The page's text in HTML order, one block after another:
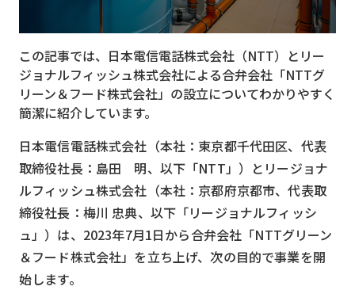
5G
クラウド
M2M
VPN
スマート〇〇
スマート農業
ドローン
ロボット
スマート物流
この記事では、日本電信電話株式会社（NTT）とリー
ジョナルフィッシュ株式会社による合弁会社「NTTグ
リーン＆フード株式会社」の設立についてわかりやすく
簡潔に紹介しています。
日本電信電話株式会社（本社：東京都千代田区、代表
取締役社長：島田 明、以下「NTT」）とリージョナ
ルフィッシュ株式会社（本社：京都府京都市、代表取
締役社長：梅川 忠典、以下「リージョナルフィッシ
ュ」）は、2023年7月1日から合弁会社「NTTグリーン
＆フード株式会社」を立ち上げ、次の目的で事業を開
始します。